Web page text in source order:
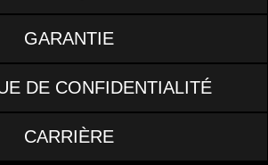
GARANTIE
DE CONFIDENTIALITÉ
CARRIÈRE